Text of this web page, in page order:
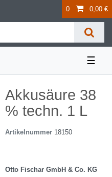
0 0,00 €
☰
Akkusäure 38
% techn. 1 L
Artikelnummer 18150
Otto Fischar GmbH & Co. KG